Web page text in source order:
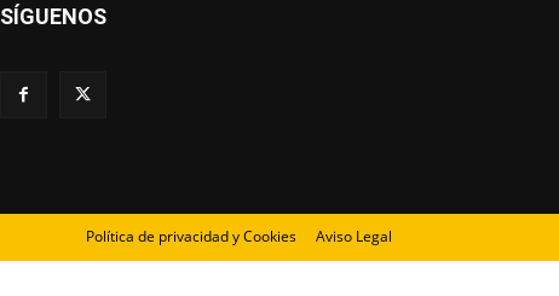
SÍGUENOS
Política de privacidad y Cookies Aviso Legal